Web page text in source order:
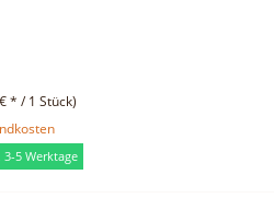
* / 1 Stück)
5 Werktage